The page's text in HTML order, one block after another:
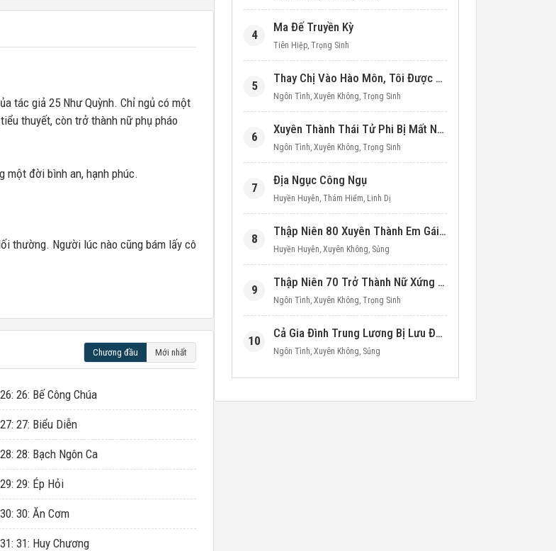
tác giả 25 Như Quỳnh. Chỉ ngủ có một
thuyết, còn trở thành nữ phụ pháo
một đời bình an, hạnh phúc.
thường. Người lúc nào cũng bám lấy cô
Chương đầu Mới nhất
26: Bế Công Chúa
27: Biểu Diễn
28: Bạch Ngôn Ca
29: Ép Hỏi
30: Ăn Cơm
31: Huy Chương
4
Ma Đế Truyền Kỳ
Tiên Hiệp, Trọng Sinh
5
Thay Chị Vào Hào Môn, Tôi Được Cưng Chiều Hết Mực (Thập Niên 90)
Ngôn Tình, Xuyên Không, Trọng Sinh
6
Xuyên Thành Thái Tử Phi Bị Mất Nước
Ngôn Tình, Xuyên Không, Trọng Sinh
7
Địa Ngục Công Ngụ
Huyền Huyễn, Thám Hiểm, Linh Dị
8
Thập Niên 80 Xuyên Thành Em Gái Học Bá
Huyền Huyễn, Xuyên Không, Sủng
9
Thập Niên 70 Trở Thành Nữ Xứng Nuôi Con Làm Giàu
Ngôn Tình, Xuyên Không, Trọng Sinh
10
Cả Gia Đình Trung Lương Bị Lưu Đày, Ta Mang Không Gian Cứu Cả Nhà
Ngôn Tình, Xuyên Không, Sủng